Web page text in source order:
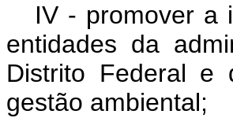
IV - promover a
entidades da
Distrito Federal e
gestão ambiental;